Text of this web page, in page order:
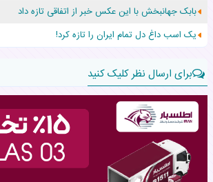
افزایش قد این دختر، چند میلیون دلار برای پدرش خرج داشته
بابک جهانبخش با این عکس خبر از اتفاقی تازه داد
یک اسب داغ دل تمام ایران را تازه کرد!
برای ارسال نظر کلیک کنید
نام:
نظر: